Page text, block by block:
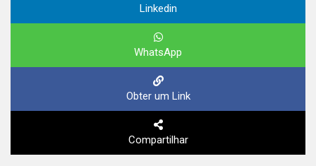
Linkedin
WhatsApp
Obter um Link
Compartilhar